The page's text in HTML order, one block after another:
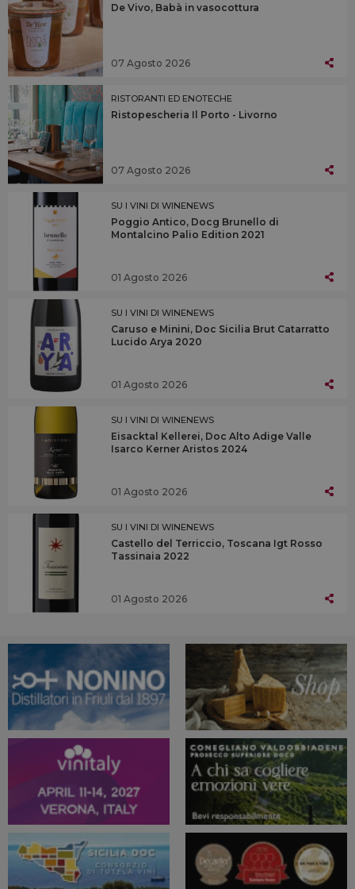
De Vivo, Babà in vasocottura
07 Agosto 2026
RISTORANTI ED ENOTECHE
Ristopescheria Il Porto - Livorno
07 Agosto 2026
SU I VINI DI WINENEWS
Poggio Antico, Docg Brunello di
Montalcino Palio Edition 2021
01 Agosto 2026
SU I VINI DI WINENEWS
Caruso e Minini, Doc Sicilia Brut Catarratto
Lucido Arya 2020
01 Agosto 2026
SU I VINI DI WINENEWS
Eisacktal Kellerei, Doc Alto Adige Valle
Isarco Kerner Aristos 2024
01 Agosto 2026
SU I VINI DI WINENEWS
Castello del Terriccio, Toscana Igt Rosso
Tassinaia 2022
01 Agosto 2026